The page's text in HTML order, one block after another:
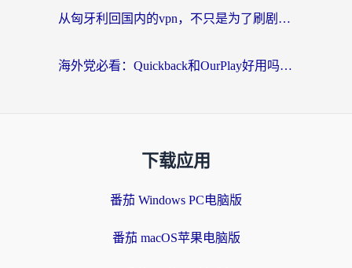
从匈牙利回国内的vpn，不只是为了刷剧那么简单
海外党必看：Quickback和OurPlay好用吗？3分钟选对回国加速器，无缝刷剧玩游戏
下载应用
番茄 Windows PC电脑版
番茄 macOS苹果电脑版